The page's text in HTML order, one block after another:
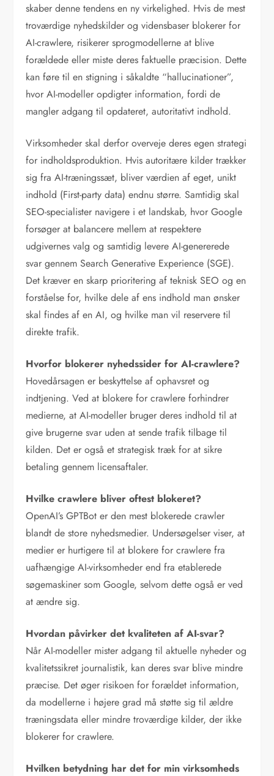
skaber denne tendens en ny virkelighed. Hvis de mest
troværdige nyhedskilder og vidensbaser blokerer for
AI-crawlere, risikerer sprogmodellerne at blive
forældede eller miste deres faktuelle præcision. Dette
kan føre til en stigning i såkaldte “hallucinationer”,
hvor AI-modeller opdigter information, fordi de
mangler adgang til opdateret, autoritativt indhold.
Virksomheder skal derfor overveje deres egen strategi
for indholdsproduktion. Hvis autoritære kilder trækker
sig fra AI-træningssæt, bliver værdien af eget, unikt
indhold (First-party data) endnu større. Samtidig skal
SEO-specialister navigere i et landskab, hvor Google
forsøger at balancere mellem at respektere
udgivernes valg og samtidig levere AI-genererede
svar gennem Search Generative Experience (SGE).
Det kræver en skarp prioritering af teknisk SEO og en
forståelse for, hvilke dele af ens indhold man ønsker
skal findes af en AI, og hvilke man vil reservere til
direkte trafik.
Hvorfor blokerer nyhedssider for AI-crawlere?
Hovedårsagen er beskyttelse af ophavsret og
indtjening. Ved at blokere for crawlere forhindrer
medierne, at AI-modeller bruger deres indhold til at
give brugerne svar uden at sende trafik tilbage til
kilden. Det er også et strategisk træk for at sikre
betaling gennem licensaftaler.
Hvilke crawlere bliver oftest blokeret?
OpenAI’s GPTBot er den mest blokerede crawler
blandt de store nyhedsmedier. Undersøgelser viser, at
medier er hurtigere til at blokere for crawlere fra
uafhængige AI-virksomheder end fra etablerede
søgemaskiner som Google, selvom dette også er ved
at ændre sig.
Hvordan påvirker det kvaliteten af AI-svar?
Når AI-modeller mister adgang til aktuelle nyheder og
kvalitetssikret journalistik, kan deres svar blive mindre
præcise. Det øger risikoen for forældet information,
da modellerne i højere grad må støtte sig til ældre
træningsdata eller mindre troværdige kilder, der ikke
blokerer for crawlere.
Hvilken betydning har det for min virksomheds